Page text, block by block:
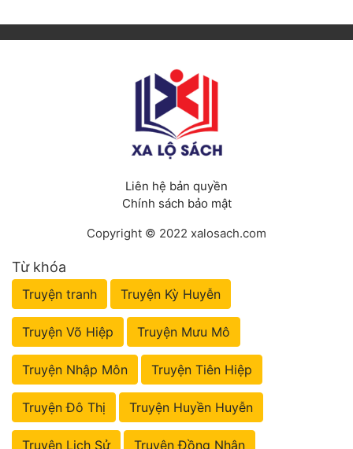
Liên hệ bản quyền
Chính sách bảo mật
Copyright © 2022 xalosach.com
Từ khóa
Truyện tranh Truyện Kỳ Huyễn
Truyện Võ Hiệp Truyện Mưu Mô
Truyện Nhập Môn Truyện Tiên Hiệp
Truyện Đô Thị Truyện Huyền Huyễn
Truyện Lịch Sử Truyện Đồng Nhân